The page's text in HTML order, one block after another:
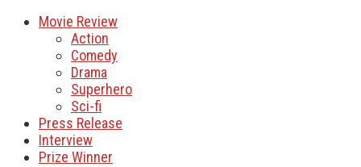
Movie Review
Action
Comedy
Drama
Superhero
Sci-fi
Press Release
Interview
Prize Winner